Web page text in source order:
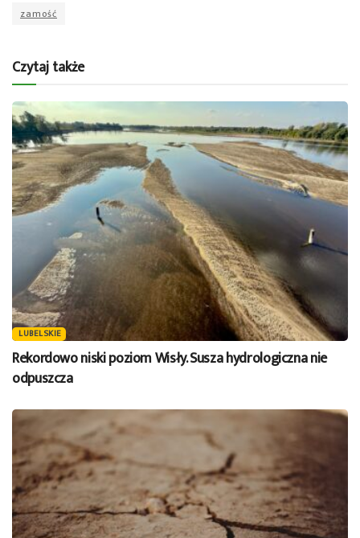
zamość
Czytaj także
LUBELSKIE
Rekordowo niski poziom Wisły. Susza hydrologiczna nie
odpuszcza